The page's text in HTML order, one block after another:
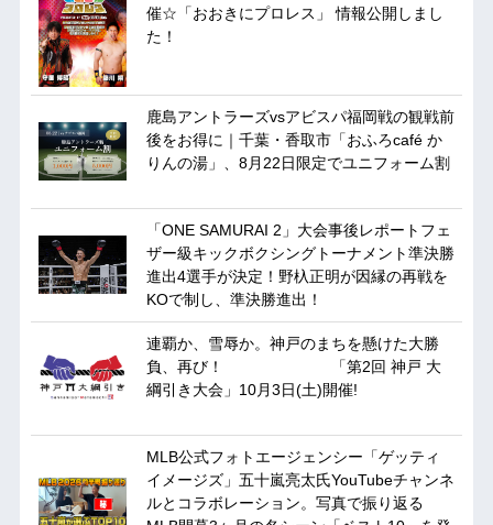
催☆「おおきにプロレス」 情報公開しまし
た！
鹿島アントラーズvsアビスパ福岡戦の観戦前
後をお得に｜千葉・香取市「おふろcafé か
りんの湯」、8月22日限定でユニフォーム割
「ONE SAMURAI 2」大会事後レポートフェ
ザー級キックボクシングトーナメント準決勝
進出4選手が決定！野杁正明が因縁の再戦を
KOで制し、準決勝進出！
連覇か、雪辱か。神戸のまちを懸けた大勝
負、再び！ 「第2回 神戸 大
綱引き大会」10月3日(土)開催!
MLB公式フォトエージェンシー「ゲッティ
イメージズ」五十嵐亮太氏YouTubeチャンネ
ルとコラボレーション。写真で振り返る